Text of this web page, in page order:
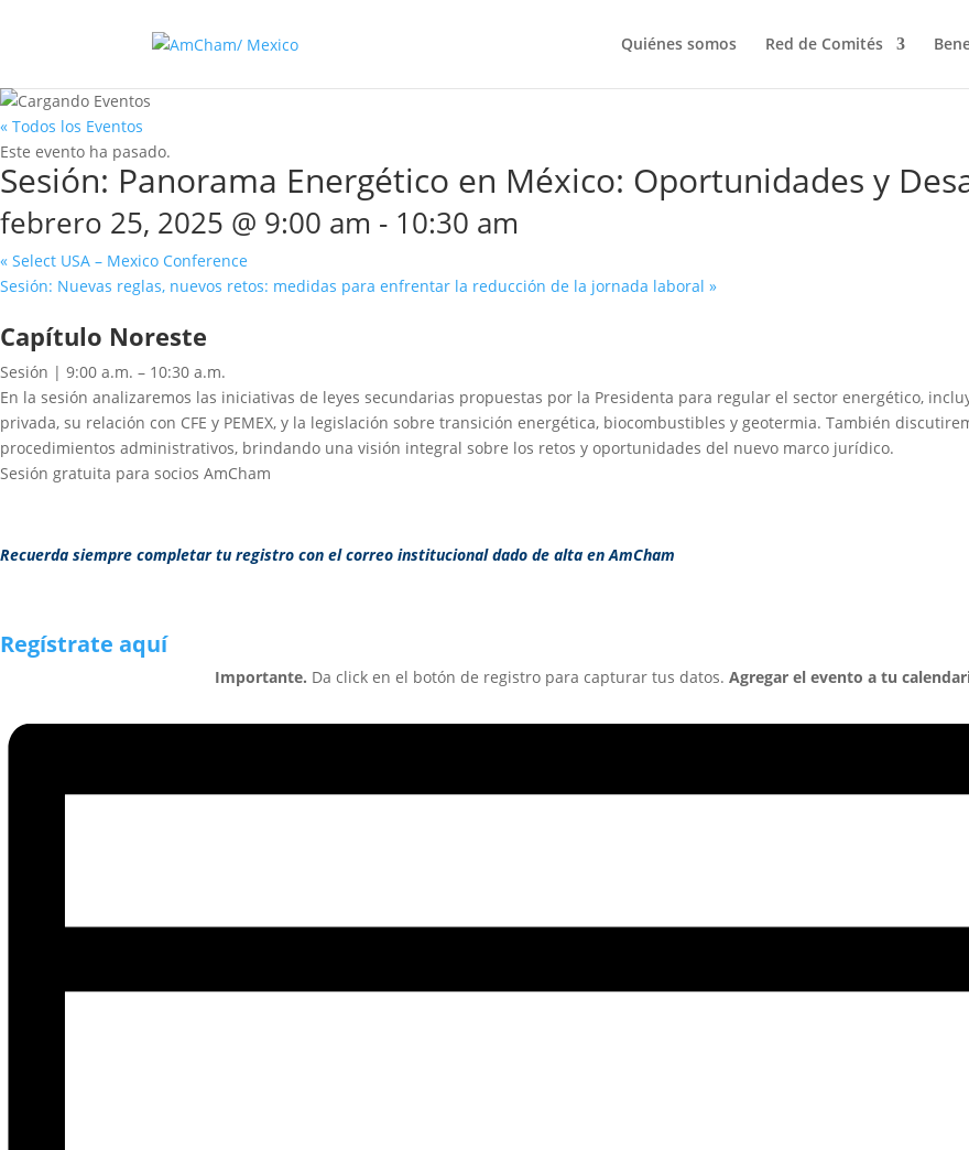
Quiénes somos Red de Comités
« Todos los Eventos
Este evento ha pasado.
Sesión: Panorama Energético en México: Oportunidades y
febrero 25, 2025 @ 9:00 am - 10:30 am
« Select USA – Mexico Conference
Sesión: Nuevas reglas, nuevos retos: medidas para enfrentar la reducción de la jornada laboral »
Capítulo Noreste
Sesión | 9:00 a.m. – 10:30 a.m.
En la sesión analizaremos las iniciativas de leyes secundarias propuestas por la Presidenta para regular el sector energético,
privada, su relación con CFE y PEMEX, y la legislación sobre transición energética, biocombustibles y geotermia. También
procedimientos administrativos, brindando una visión integral sobre los retos y oportunidades del nuevo marco jurídico.
Sesión gratuita para socios AmCham
Recuerda siempre completar tu registro con el correo institucional dado de alta en AmCham
Regístrate aquí
Importante. Da click en el botón de registro para capturar tus datos. Agregar el evento a tu